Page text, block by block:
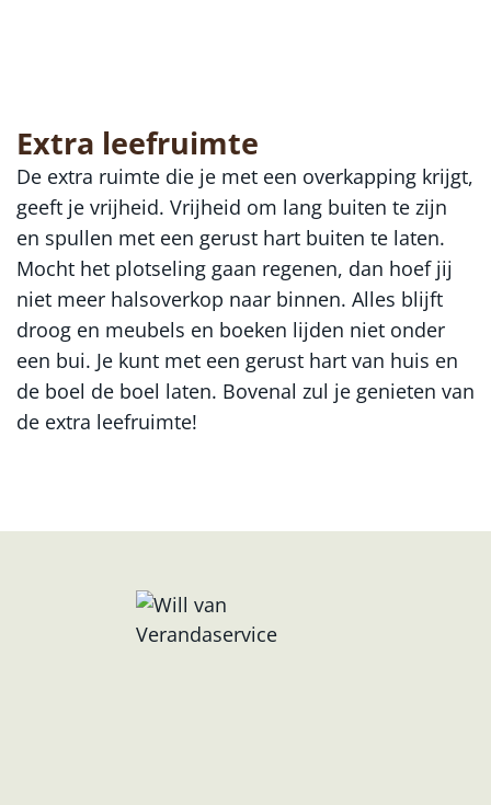
Extra leefruimte
De extra ruimte die je met een overkapping krijgt,
geeft je vrijheid. Vrijheid om lang buiten te zijn
en spullen met een gerust hart buiten te laten.
Mocht het plotseling gaan regenen, dan hoef jij
niet meer halsoverkop naar binnen. Alles blijft
droog en meubels en boeken lijden niet onder
een bui. Je kunt met een gerust hart van huis en
de boel de boel laten. Bovenal zul je genieten van
de extra leefruimte!